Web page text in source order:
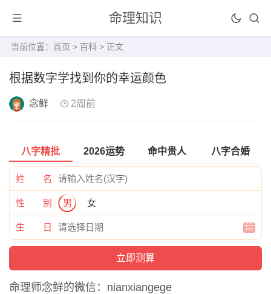
命理知识
当前位置： 首页 > 百科 > 正文
根据数字学找到你的幸运颜色
念鲜 2周前
八字精批 2026运势 命中贵人 八字合婚
姓 名
性 别 男 女
生 日
命理师念鲜的微信：nianxiangege